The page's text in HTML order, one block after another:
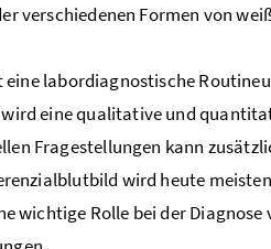
verschiedenen Formen von
labordiagnostische
eine qualitative und
Fragestellungen kann
wird heute
wichtige Rolle bei der